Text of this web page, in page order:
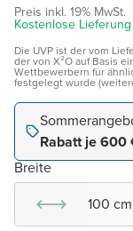
Preis inkl. 19% MwSt.
Kostenlose Lieferung
Die UVP ist der vom
der von X²O auf Basis
Wettbewerbern für
festgelegt wurde
Rabatt je 600
Breite
100 cm